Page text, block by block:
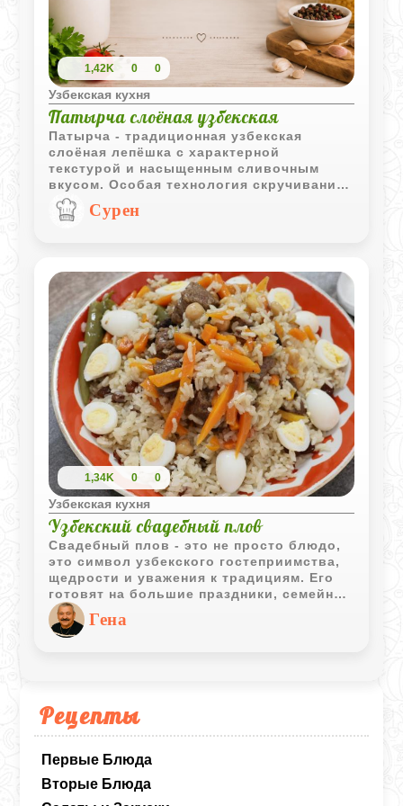
Рецепты
Первые Блюда
Вторые Блюда
1,42K 0 0
Узбекская кухня
Патырча слоёная узбекская
Патырча - традиционная узбекская
слоёная лепёшка с характерной
текстурой и насыщенным сливочным
вкусом. Особая технология скручивания
теста создаёт множество тонких слоёв,
благодаря которым выпечка получается
Сурен
1,34K 0 0
Узбекская кухня
Узбекский свадебный плов
Свадебный плов - это не просто блюдо,
это символ узбекского гостеприимства,
щедрости и уважения к традициям. Его
готовят на большие праздники, семейные
торжества и, конечно, на свадьбы. В
каждом регионе Узбекистана свои
нюансы, но суть остаётся неизменной:
Гена